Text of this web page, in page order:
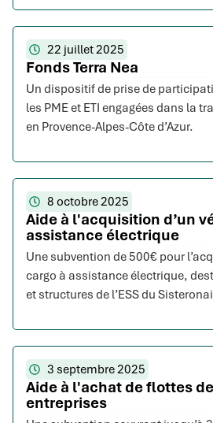
22 juillet 2025
Fonds Terra Nea
Un dispositif de prise de
les PME et ETI engagées dans la
en Provence-Alpes-Côte d’Azur.
8 octobre 2025
Aide à l'acquisition d’un
assistance électrique
Une subvention de 500€ pour
cargo à assistance électrique,
et structures de l’ESS du
3 septembre 2025
Aide à l'achat de flottes
entreprises